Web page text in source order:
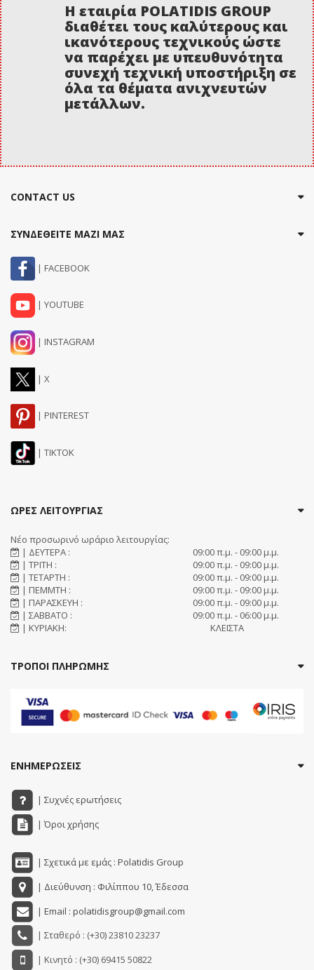
Η εταιρία POLATIDIS GROUP
διαθέτει τους καλύτερους και
ικανότερους τεχνικούς ώστε
να παρέχει με υπευθυνότητα
συνεχή τεχνική υποστήριξη σε
όλα τα θέματα ανιχνευτών
μετάλλων.
CONTACT US
ΣΥΝΔΕΘΕΙΤΕ ΜΑΖΙ ΜΑΣ
| FACEBOOK
| YOUTUBE
| INSTAGRAM
| X
| PINTEREST
| TIKTOK
ΩΡΕΣ ΛΕΙΤΟΥΡΓΙΑΣ
Νέο προσωρινό ωράριο λειτουργίας:
| ΔΕΥΤΕΡΑ :
09:00 π.μ. - 09:00 μ.μ.
| ΤΡΙΤΗ :
09:00 π.μ. - 09:00 μ.μ.
| ΤΕΤΑΡΤΗ :
09:00 π.μ. - 09:00 μ.μ.
| ΠΕΜΜΤΗ :
09:00 π.μ. - 09:00 μ.μ.
| ΠΑΡΑΣΚΕΥΗ :
09:00 π.μ. - 09:00 μ.μ.
| ΣΑΒΒΑΤΟ :
09:00 π.μ. - 06:00 μ.μ.
| ΚΥΡΙΑΚΗ:
ΚΛΕΙΣΤΑ
ΤΡΟΠΟΙ ΠΛΗΡΩΜΗΣ
ΕΝΗΜΕΡΩΣΕΙΣ
| Συχνές ερωτήσεις
| Όροι χρήσης
| Σχετικά με εμάς : Polatidis Group
| Διεύθυνση : Φιλίππου 10, Έδεσσα
| Email : polatidisgroup@gmail.com
| Σταθερό : (+30) 23810 23237
| Κινητό : (+30) 69415 50822